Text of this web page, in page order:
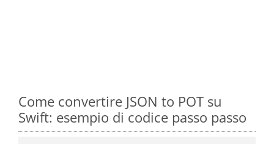
Come convertire JSON to POT su
Swift: esempio di codice passo passo